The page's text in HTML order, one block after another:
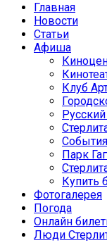
Главная
Новости
Статьи
Афиша
Клуб
Парк
Купить
Фотогалерея
Погода
Онлайн
Люди